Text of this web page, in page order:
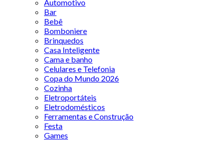
Automotivo
Bar
Bebê
Bomboniere
Brinquedos
Casa Inteligente
Cama e banho
Celulares e Telefonia
Copa do Mundo 2026
Cozinha
Eletroportáteis
Eletrodomésticos
Ferramentas e Construção
Festa
Games